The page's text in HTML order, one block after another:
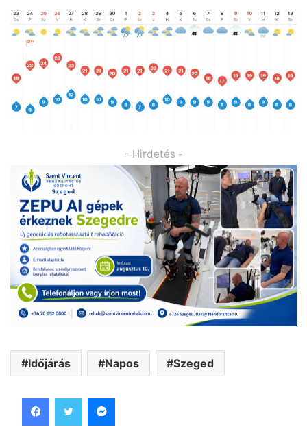
- Hirdetés -
Időjárás Napos Szeged